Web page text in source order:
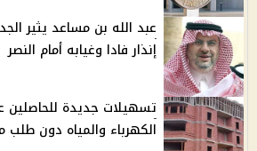
عبد الله بن مساعد يثير
إنذار فادا وغيابه أمام النصر
الكهرباء والمياه دون